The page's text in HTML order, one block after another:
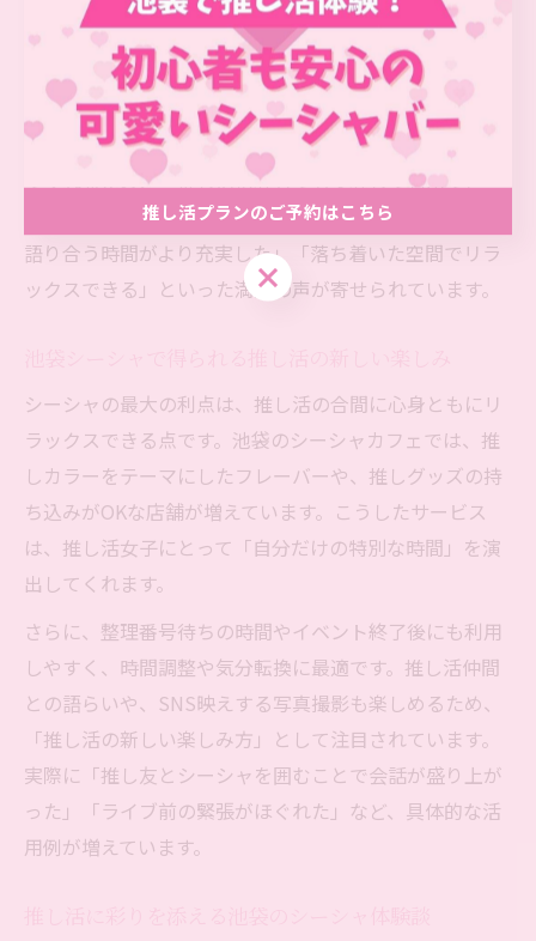
います。
また、池袋は東口・西口ともに駅近でシーシャ店が多
く、推し活の合間に気軽に立ち寄れる利便性も好評ポイ
ントです。初めての方でもスタッフが丁寧にサポートし
てくれるため、「推し活初心者でも安心して利用でき
た」との体験談も。実際に利用した方からは「推し友と
語り合う時間がより充実した」「落ち着いた空間でリラ
ックスできる」といった満足の声が寄せられています。
シーシャの最大の利点は、推し活の合間に心身ともにリ
ラックスできる点です。池袋のシーシャカフェでは、推
しカラーをテーマにしたフレーバーや、推しグッズの持
ち込みがOKな店舗が増えています。こうしたサービス
は、推し活女子にとって「自分だけの特別な時間」を演
出してくれます。
さらに、整理番号待ちの時間やイベント終了後にも利用
しやすく、時間調整や気分転換に最適です。推し活仲間
との語らいや、SNS映えする写真撮影も楽しめるため、
「推し活の新しい楽しみ方」として注目されています。
実際に「推し友とシーシャを囲むことで会話が盛り上が
った」「ライブ前の緊張がほぐれた」など、具体的な活
用例が増えています。
推し活プランのご予約はこちら
推し活プランのご予約はこちら